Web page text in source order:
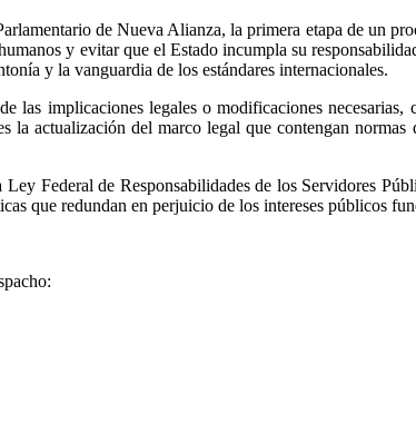
de Nueva Alianza, la primera etapa de un
y evitar que el Estado incumpla su
y la vanguardia de los estándares internacionales.
las implicaciones legales o modificaciones
actualización del marco legal que contengan normas
Federal de Responsabilidades de los Servidores
que redundan en perjuicio de los intereses públicos